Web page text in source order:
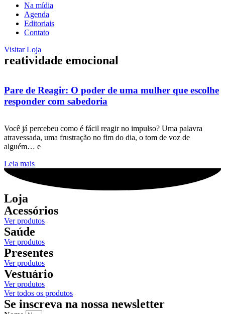
Na mídia
Agenda
Editoriais
Contato
Visitar Loja
reatividade emocional
Pare de Reagir: O poder de uma mulher que escolhe
responder com sabedoria
Você já percebeu como é fácil reagir no impulso? Uma palavra
atravessada, uma frustração no fim do dia, o tom de voz de
alguém… e
Leia mais
Loja
Acessórios
Ver produtos
Saúde
Ver produtos
Presentes
Ver produtos
Vestuário
Ver produtos
Ver todos os produtos
Se inscreva na nossa newsletter